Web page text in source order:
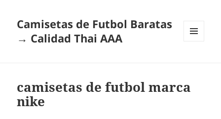
Camisetas de Futbol Baratas
→ Calidad Thai AAA
camisetas de futbol marca
nike